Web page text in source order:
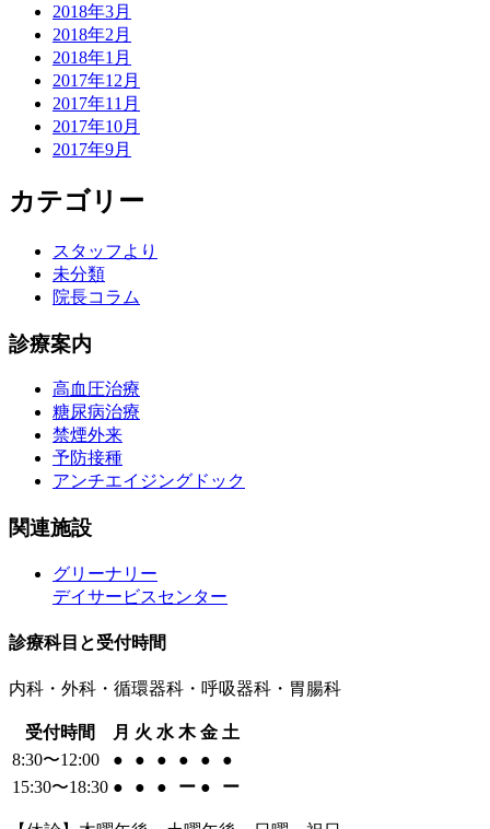
2018年3月
2018年2月
2018年1月
2017年12月
2017年11月
2017年10月
2017年9月
カテゴリー
スタッフより
未分類
院長コラム
診療案内
高血圧治療
糖尿病治療
禁煙外来
予防接種
アンチエイジングドック
関連施設
グリーナリー
デイサービスセンター
診療科目と受付時間
内科・外科・循環器科・呼吸器科・胃腸科
受付時間 月 火 水 木 金 土
8:30〜12:00
● ● ● ● ●
●
15:30〜18:30 ● ● ● ー ● ー